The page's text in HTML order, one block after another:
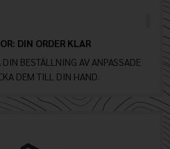
DIN ORDER KLAR
BESTÄLLNING AV ANPASSADE
DEM TILL DIN HAND.